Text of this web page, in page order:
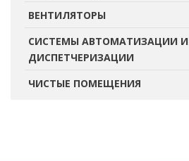
ВЕНТИЛЯТОРЫ
СИСТЕМЫ АВТОМАТИЗАЦИИ И
ДИСПЕТЧЕРИЗАЦИИ
ЧИСТЫЕ ПОМЕЩЕНИЯ